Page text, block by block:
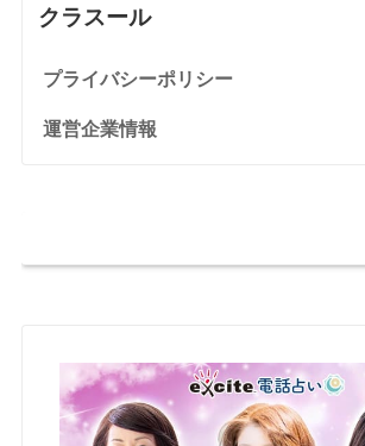
クラスール
プライバシーポリシー
運営企業情報